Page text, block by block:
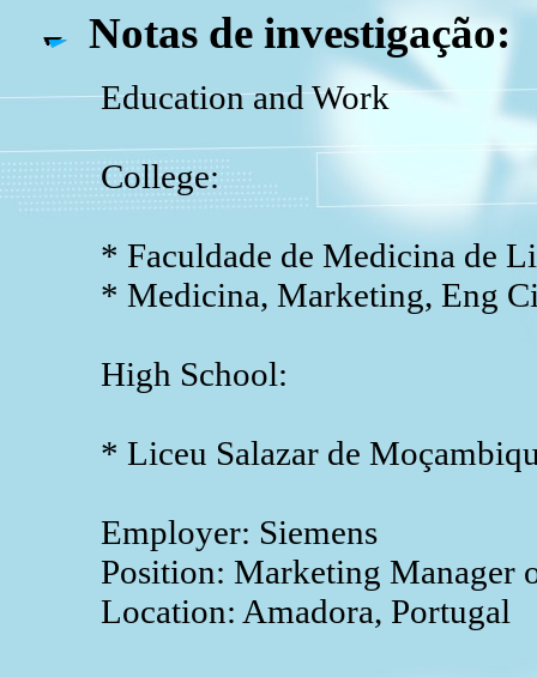
Notas de investigação:
Education and Work
College:
* Faculdade de Medicina de
* Medicina, Marketing, Eng
High School:
* Liceu Salazar de
Employer: Siemens
Position: Marketing Manager
Location: Amadora, Portugal